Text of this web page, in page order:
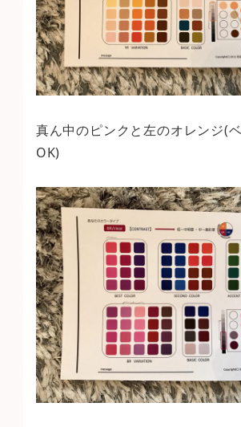
真ん中のピンクと左のオレンジ(
OK)